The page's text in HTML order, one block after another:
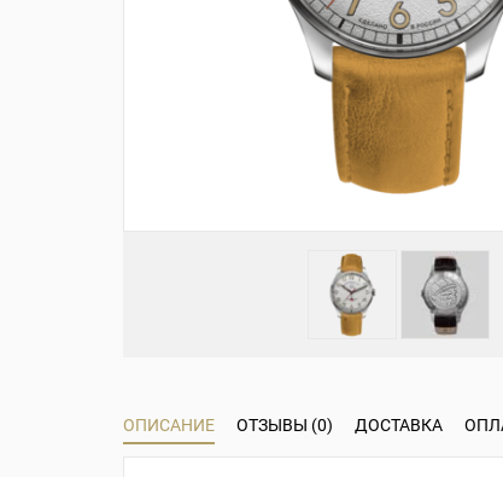
ОПИСАНИЕ ОТЗЫВЫ (0) ДОСТАВКА